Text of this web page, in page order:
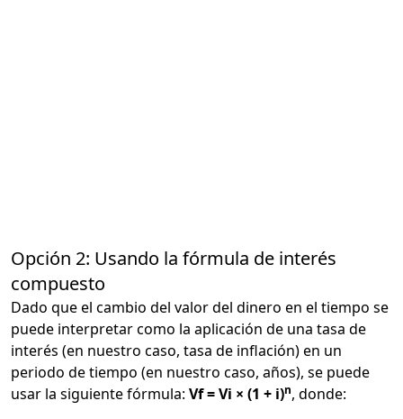
Opción 2: Usando la fórmula de interés
compuesto
Dado que el cambio del valor del dinero en el tiempo se
puede interpretar como la aplicación de una tasa de
interés (en nuestro caso, tasa de inflación) en un
periodo de tiempo (en nuestro caso, años), se puede
usar la siguiente fórmula: Vf = Vi × (1 + i)n, donde: